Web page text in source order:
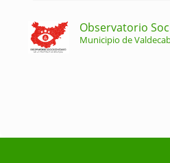
Observatorio
Municipio de